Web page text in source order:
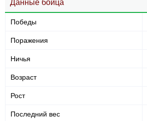
Данные бойца
Победы
Поражения
Ничья
Возраст
Рост
Последний вес